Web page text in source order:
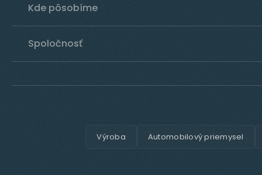
Kde pôsobíme
Spoločnosť
Výroba Automobilový priemysel